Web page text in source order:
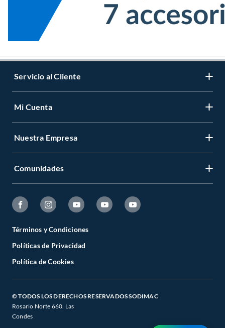
Servicio al Cliente
Mi Cuenta
Nuestra Empresa
Comunidades
Términos y Condiciones
Políticas de Privacidad
Política de Cookies
© TODOS LOS DERECHOS RESERVADOS SODIMAC
Rosario Norte 660. Las
Condes